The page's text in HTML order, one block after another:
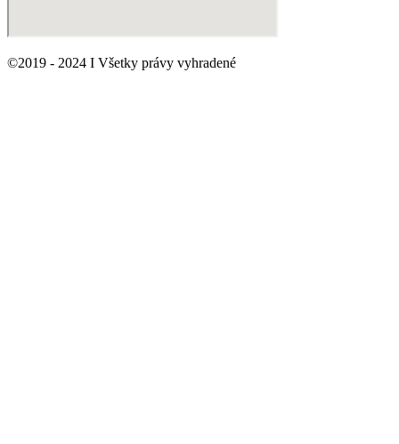
©2019 - 2024 I Všetky právy vyhradené